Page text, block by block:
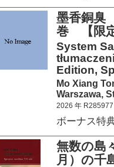
墨香銅臭
巻 【限
System
Edition,
Mo Xiang
Warszawa,
2026 年 R285977
ボーナス特
無数の島
月）の千